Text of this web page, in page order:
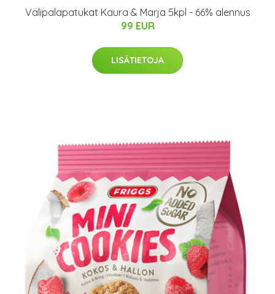
Välipalapatukat Kaura & Marja 5kpl - 66% alennus
99 EUR
LISÄTIETOJA